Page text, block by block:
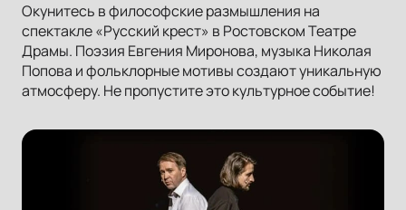
Окунитесь в философские размышления на
спектакле «Русский крест» в Ростовском Театре
Драмы. Поэзия Евгения Миронова, музыка Николая
Попова и фольклорные мотивы создают уникальную
атмосферу. Не пропустите это культурное событие!